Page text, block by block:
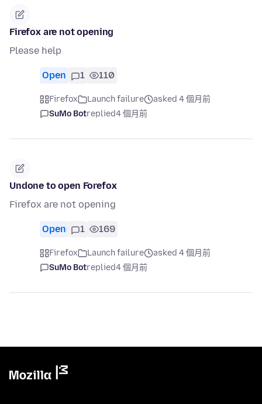
Firefox are not opening
Please help
Open 1 110
Firefox Launch failure
asked 4 個月前
SuMo Botreplied4 個月前
Undone to open Forefox
Firefox are not opening
Open 1 169
Firefox Launch failure
asked 4 個月前
SuMo Botreplied4 個月前